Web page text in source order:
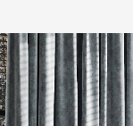
Кровати бежевого
Кровати шириной
Кровати длиной